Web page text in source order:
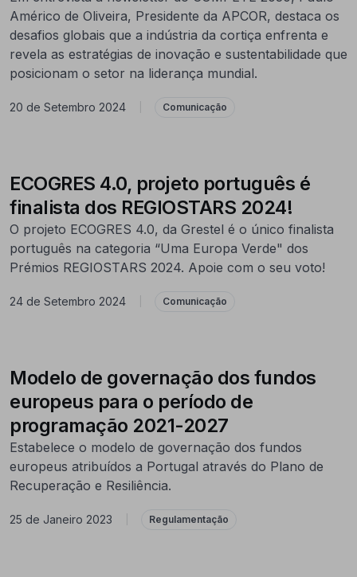
Américo de Oliveira, Presidente da APCOR, destaca os
desafios globais que a indústria da cortiça enfrenta e
revela as estratégias de inovação e sustentabilidade que
posicionam o setor na liderança mundial.
20 de Setembro 2024 Comunicação
ECOGRES 4.0, projeto português é
finalista dos REGIOSTARS 2024!
O projeto ECOGRES 4.0, da Grestel é o único finalista
português na categoria “Uma Europa Verde" dos
Prémios REGIOSTARS 2024. Apoie com o seu voto!
24 de Setembro 2024 Comunicação
Modelo de governação dos fundos
europeus para o período de
programação 2021-2027
Estabelece o modelo de governação dos fundos
europeus atribuídos a Portugal através do Plano de
Recuperação e Resiliência.
25 de Janeiro 2023 Regulamentação